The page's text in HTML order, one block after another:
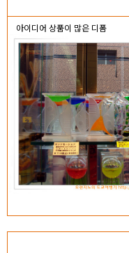
아이디어 상품이 많은 디폼